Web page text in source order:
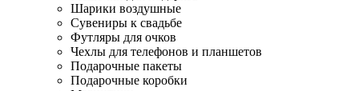
Шарики воздушные
Сувениры к свадьбе
Футляры для очков
Чехлы для телефонов и планшетов
Подарочные пакеты
Подарочные коробки